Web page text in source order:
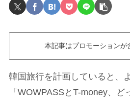
本記事はプロモーションが
韓国旅行を計画していると、
「WOWPASSとT-money、ど